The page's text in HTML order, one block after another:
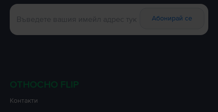
Абонирай се
ОТНОСНО FLIP
Контакти